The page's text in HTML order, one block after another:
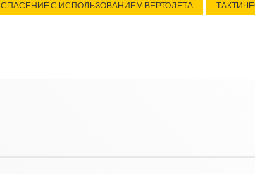
СПАСЕНИЕ С ИСПОЛЬЗОВАНИЕМ ВЕРТОЛЕТА